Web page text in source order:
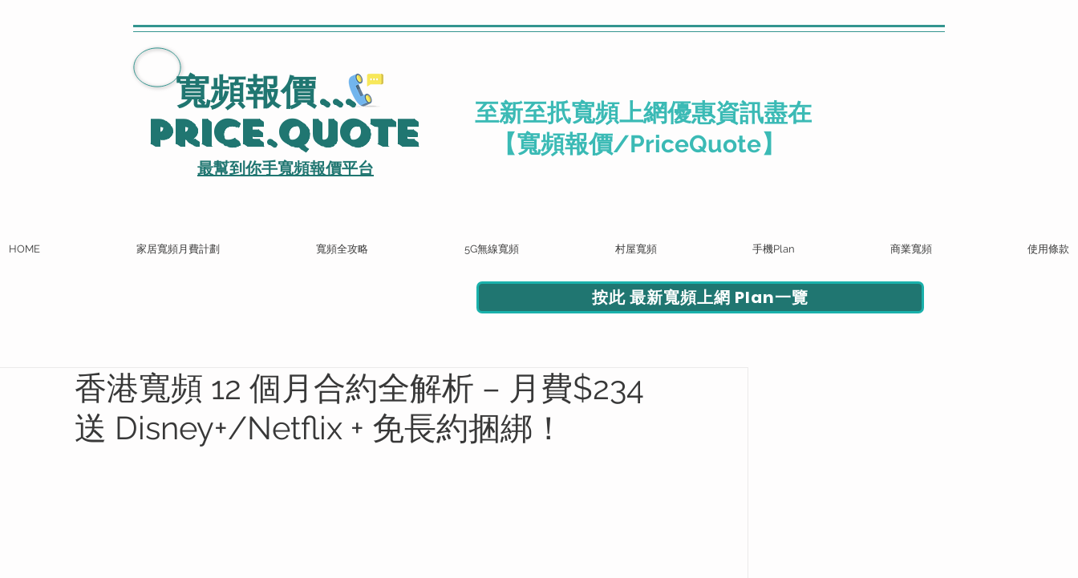
寬頻報價...
Price.Quote
最幫到你手寬頻報價平台
至新至扺寬頻上網優惠資訊盡在
【寬頻報價/PriceQuote】
HOME 家居寬頻月費計劃 寬頻全攻略 5G無線寬頻 村屋寬頻 手機Plan 商業寬頻 使用條款
按此 最新寬頻上網 Plan一覽
香港寬頻 12 個月合約全解析 – 月費$234
送 Disney+/Netflix + 免長約捆綁！